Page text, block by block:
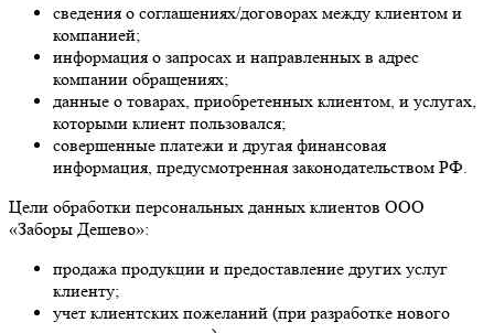
сведения о соглашениях/договорах между клиентом и
компанией;
информация о запросах и направленных в адрес
компании обращениях;
данные о товарах, приобретенных клиентом, и услугах,
которыми клиент пользовался;
совершенные платежи и другая финансовая
информация, предусмотренная законодательством РФ.
Цели обработки персональных данных клиентов ООО
«Заборы Дешево»:
продажа продукции и предоставление других услуг
клиенту;
учет клиентских пожеланий (при разработке нового